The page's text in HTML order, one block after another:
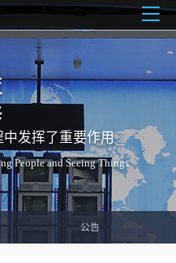
发挥了重要作用
People and Seeing Things
公告